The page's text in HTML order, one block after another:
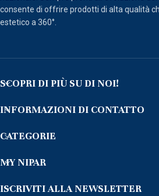
consente di offrire prodotti di alta qualità
estetico a 360°.
SCOPRI DI PIÙ SU DI NOI!
INFORMAZIONI DI CONTATTO
CATEGORIE
MY NIPAR
ISCRIVITI ALLA NEWSLETTER